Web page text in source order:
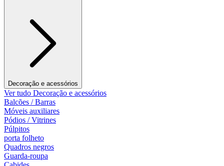
Decoração e acessórios
Ver tudo Decoração e acessórios
Balcões / Barras
Móveis auxiliares
Pódios / Vitrines
Púlpitos
porta folheto
Quadros negros
Guarda-roupa